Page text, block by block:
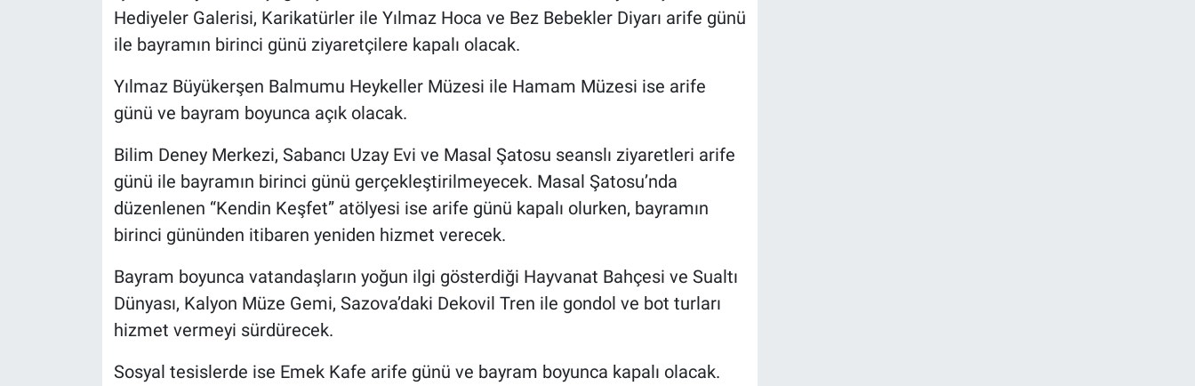
Hediyeler Galerisi, Karikatürler ile Yılmaz Hoca ve Bez Bebekler Diyarı arife günü
ile bayramın birinci günü ziyaretçilere kapalı olacak.
Yılmaz Büyükerşen Balmumu Heykeller Müzesi ile Hamam Müzesi ise arife
günü ve bayram boyunca açık olacak.
Bilim Deney Merkezi, Sabancı Uzay Evi ve Masal Şatosu seanslı ziyaretleri arife
günü ile bayramın birinci günü gerçekleştirilmeyecek. Masal Şatosu’nda
düzenlenen “Kendin Keşfet” atölyesi ise arife günü kapalı olurken, bayramın
birinci gününden itibaren yeniden hizmet verecek.
Bayram boyunca vatandaşların yoğun ilgi gösterdiği Hayvanat Bahçesi ve Sualtı
Dünyası, Kalyon Müze Gemi, Sazova’daki Dekovil Tren ile gondol ve bot turları
hizmet vermeyi sürdürecek.
Sosyal tesislerde ise Emek Kafe arife günü ve bayram boyunca kapalı olacak.